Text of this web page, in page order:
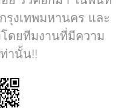
รุงเทพมหานคร และ
ดยทีมงานที่มีความ
านั้น!!